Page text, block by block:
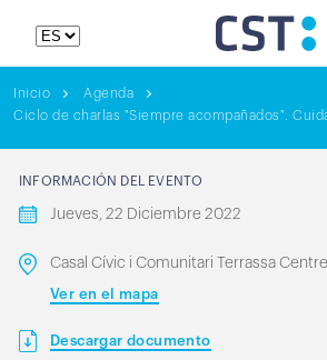
Inicio
Agenda
Ciclo de charlas "Siempre acompañados".
INFORMACIÓN DEL EVENTO
Jueves, 22 Diciembre 2022
Casal Cívic i Comunitari Terrassa
Ver en el mapa
Descargar documento